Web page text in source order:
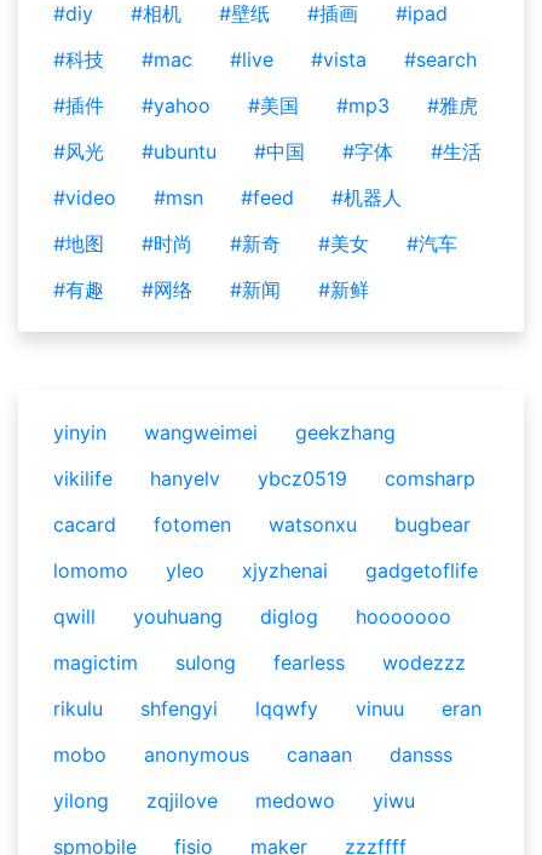
#diy
#相机 #壁纸 #插画
#ipad
#科技
#mac #live #vista
#search
#插件
#yahoo #美国 #mp3
#雅虎
#风光
#ubuntu #中国 #字体
#生活
#video
#msn #feed
#机器人
#地图
#时尚 #新奇 #美女
#汽车
#有趣
#网络 #新闻 #新鲜
yinyin wangweimei
geekzhang
vikilife
hanyelv ybcz0519
comsharp
cacard
fotomen watsonxu
bugbear
lomomo
yleo xjyzhenai
gadgetoflife
qwill
youhuang diglog
hooooooo
magictim
sulong fearless
wodezzz
rikulu
shfengyi lqqwfy vinuu
eran
mobo
anonymous canaan
dansss
yilong
zqjilove medowo
yiwu
spmobile
fisio maker
zzzffff